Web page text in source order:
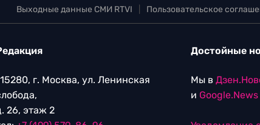
Выходные данные СМИ RTVI Пользовательское
г. Москва, ул. Ленинская
26, этаж 2
Достойные
Мы в
и Google.News